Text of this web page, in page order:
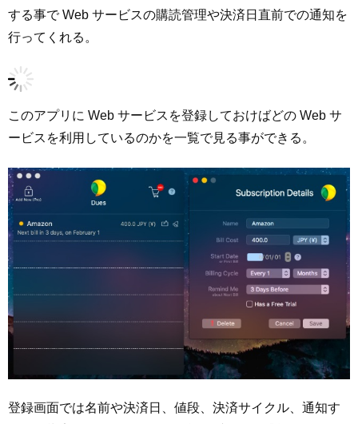
する事で Web サービスの購読管理や決済日直前での通知を
行ってくれる。
このアプリに Web サービスを登録しておけばどの Web サ
ービスを利用しているのかを一覧で見る事ができる。
登録画面では名前や決済日、値段、決済サイクル、通知す